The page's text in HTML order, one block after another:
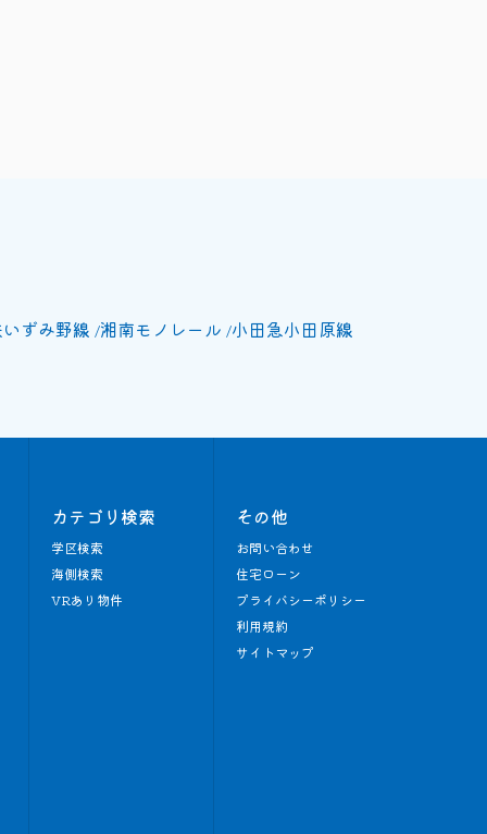
ずみ野線 湘南モノレール 小田急小田原線
カテゴリ検索
学区検索
海側検索
VRあり物件
その他
お問い合わせ
住宅ローン
プライバシーポリシー
利用規約
サイトマップ